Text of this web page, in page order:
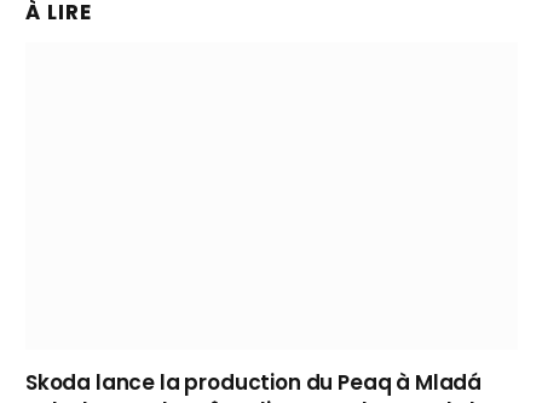
À LIRE
Skoda lance la production du Peaq à Mladá